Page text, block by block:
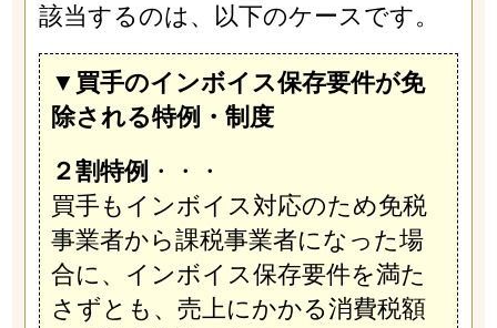
該当するのは、以下のケースです。
▼買手のインボイス保存要件が免
除される特例・制度
２割特例 ・・・
買手もインボイス対応のため免税
事業者から課税事業者になった場
合に、インボイス保存要件を満た
さずとも、売上にかかる消費税額